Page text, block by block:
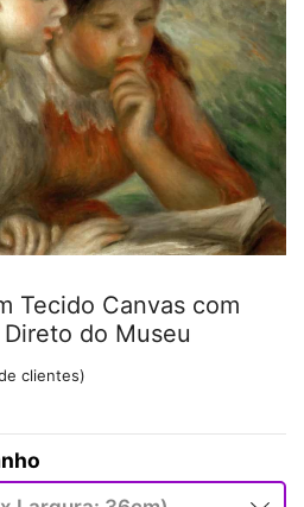
Tecido Canvas com
do Museu
clientes)